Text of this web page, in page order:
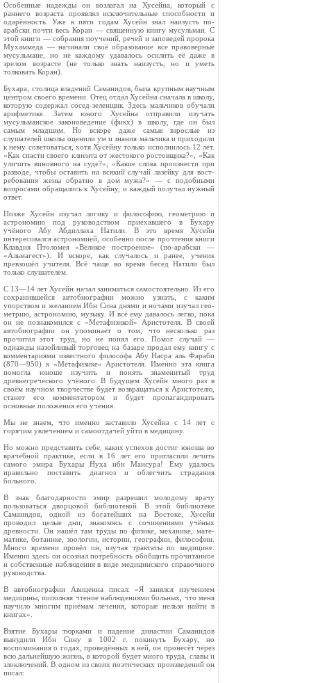
Особенные надежды он возлагал на Хусейна, который с
раннего возраста проявлял исключи­тельные способности и
одарённость. Уже к пяти годам Хусейн знал наизусть по-
арабски почти весь Коран — священную книгу мусульман. С
этой книги — собрания поучений, речей и запо­ведей пророка
Мухаммеда — начинали своё об­разование все правоверные
мусульмане, но не каждому удавалось осилить её даже в
зрелом возрасте (не только знать наизусть, но и уметь
толковать Коран).
Бухара, столица владений Саманидов, была крупным научным
центром своего времени. Отец отдал Хусейна сначала в школу,
которую содер­жал сосед-зеленщик. Здесь мальчиков обучали
арифметике. Затем юного Хусейна отправили изучать
мусульманское законоведение (фикх) в школу, где он был
самым младшим. Но вскоре даже самые взрослые из
слушателей школы оце­нили ум и знания мальчика и приходили
к нему советоваться, хотя Хусейну только исполнилось 12 лет.
«Как спасти своего клиента от жестокого ростовщика?», «Как
уличить виновного на су­де?», «Какие слова произнести при
разводе, что­бы оставить на всякий случай лазейку для вост­
ребования жены обратно в дом мужа?» — с подобными
вопросами обращались к Хусейну, и каждый получал нужный
ответ.
Позже Хусейн изучал логику и философию, геометрию и
астрономию под руководством при­ехавшего в Бухару
учёного Абу Абдиллаха Натили. В это время Хусейн
интересовался астро­номией, особенно после прочтения книги
Клав­дия Птоломея «Великое построение» (по-арабски —
«Альмагест»). И вскоре, как случалось и ранее, ученик
превзошёл учителя. Всё чаще во время бесед Натили был
только слушателем.
С 13—14 лет Хусейн начал заниматься само­стоятельно. Из его
сохранившейся автобиогра­фии можно узнать, с каким
упорством и же­ланием Ибн Сина днями и ночами изучал гео­
метрию, астрономию, музыку. И всё ему дава­лось легко, пока
он не познакомился с «Ме­тафизикой» Аристотеля. В своей
автобиографии он упоминает о том, что несколько раз
прочитал этот труд, но не понял его. Помог случай —
однажды назойливый торговец на базаре продал ему книгу с
комментариями известного филосо­фа Абу Насра аль Фараби
(870—950) к «Ме­тафизике» Аристотеля. Именно эта книга
помог­ла юноше изучить и понять знаменитый труд
древнегреческого учёного. В будущем Хусейн много раз в
своём научном творчестве будет возвращаться к Аристотелю,
станет его коммен­татором и будет пропагандировать
основные по­ложения его учения.
Мы не знаем, что именно заставило Хусейна с 14 лет с
горячим увлечением и самоотдачей уйти в медицину.
Но можно представить себе, каких успехов достиг юноша во
врачебной практике, если в 16 лет его пригласили лечить
самого эмира Бухары Нуха ибн Мансура! Ему удалось
правильно по­ставить диагноз и облегчить страдания
больного.
В знак благодарности эмир разрешил молодо­му врачу
пользоваться дворцовой библиотекой. В этой библиотеке
Саманидов, одной из бога­тейших на Востоке, Хусейн
проводил целые дни, знакомясь с сочинениями учёных
древности. Он нашёл там труды по физике, механике, мате­
матике, ботанике, зоологии, истории, геогра­фии, философии.
Много времени провёл он, изу­чая трактаты по медицине.
Именно здесь он осознал потребность обобщить прочитанное
и собственные наблюдения в виде медицинского справочного
руководства.
В автобиографии Авиценна писал: «Я занялся изучением
медицины, пополняя чтение наблю­дениями больных, что меня
научило многим приёмам лечения, которые нельзя найти в
кни­гах».
Взятие Бухары тюрками и падение династии Саманидов
вынудили Ибн Сину в 1002 г. поки­нуть Бухару, но
воспоминания о годах, про­ведённых в ней, он пронесёт через
всю дальней­шую жизнь, в которой будет много труда, славы и
злоключений. В одном из своих поэтических произведений он
писал: